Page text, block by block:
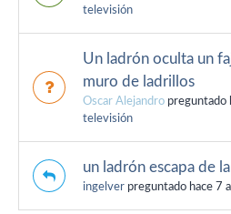
televisión
Un ladrón oculta un
muro de ladrillos
Oscar Alejandro preguntado
televisión
un ladrón escapa de
ingelver preguntado hace 7